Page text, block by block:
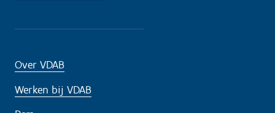
Over VDAB
Werken bij VDAB